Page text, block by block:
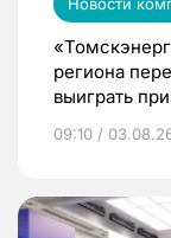
региона
выиграть
09:10 /